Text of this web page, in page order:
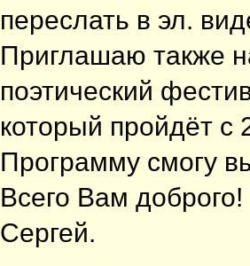
переслать в эл.
Приглашаю также
поэтический
который пройдёт с
Программу смогу
Всего Вам доброго!
Сергей.